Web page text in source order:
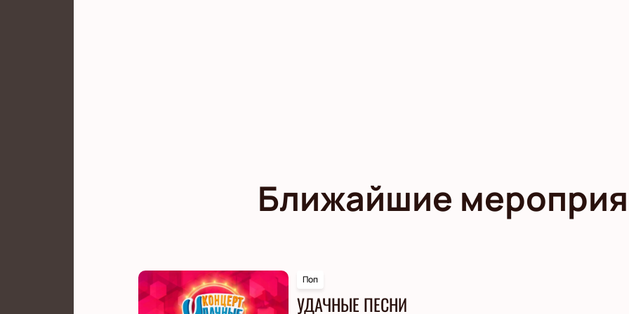
Ближайшие
Поп
УДАЧНЫЕ ПЕСНИ